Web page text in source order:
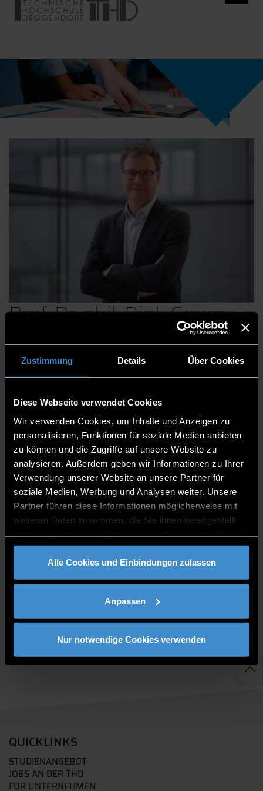
Zustimmung Details Über Cookies
Diese Webseite verwendet Cookies
Wir verwenden Cookies, um Inhalte und Anzeigen zu
personalisieren, Funktionen für soziale Medien anbieten
zu können und die Zugriffe auf unsere Website zu
analysieren. Außerdem geben wir Informationen zu Ihrer
Verwendung unserer Website an unsere Partner für
soziale Medien, Werbung und Analysen weiter. Unsere
Partner führen diese Informationen möglicherweise mit
weiteren Daten zusammen, die Sie ihnen bereitgestellt
gesammelt haben.
Alle Cookies und Einbindungen zulassen
Anpassen
Nur notwendige Cookies verwenden
Prof. Dr. phil. Dipl.-Geogr.
Marcus Herntrei, MBA
Hochschulleitung
Vizepräsident Studium und
Studierendenangelegenheiten
EC 2.07
0991/3615-8842
PUBLIKATIONEN
QUICKLINKS
STUDIENANGEBOT
JOBS AN DER THD
FÜR UNTERNEHMEN